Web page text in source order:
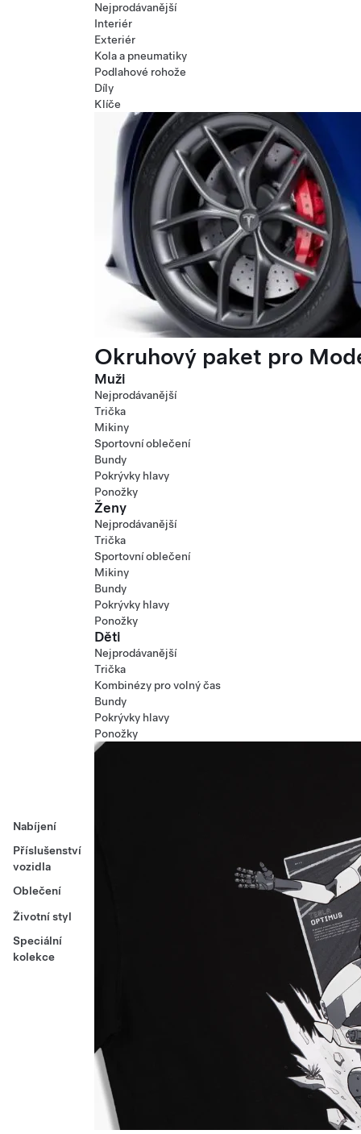
Nabíjení
Příslušenství
vozidla
Oblečení
Životní styl
Speciální
kolekce
Nejprodávanější
Interiér
Exteriér
Kola a pneumatiky
Podlahové rohože
Díly
Klíče
Okruhový paket pro
Muži
Nejprodávanější
Trička
Mikiny
Sportovní oblečení
Bundy
Pokrývky hlavy
Ponožky
Ženy
Nejprodávanější
Trička
Sportovní oblečení
Mikiny
Bundy
Pokrývky hlavy
Ponožky
Děti
Nejprodávanější
Trička
Kombinézy pro volný čas
Bundy
Pokrývky hlavy
Ponožky